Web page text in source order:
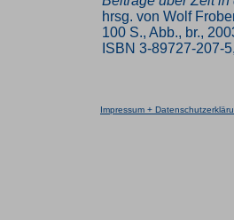
hrsg. von Wolf
100 S., Abb., br.,
ISBN 3-89727-207-
Impressum +